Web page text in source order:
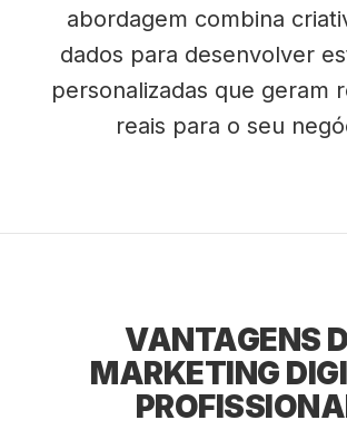
abordagem combina
dados para desenvolver
personalizadas que geram
reais para o seu
VANTAGENS
MARKETING